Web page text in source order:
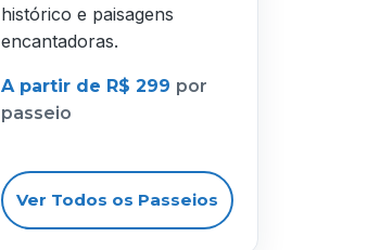
histórico e paisagens
encantadoras.
A partir de R$ 299 por
passeio
Ver Todos os Passeios